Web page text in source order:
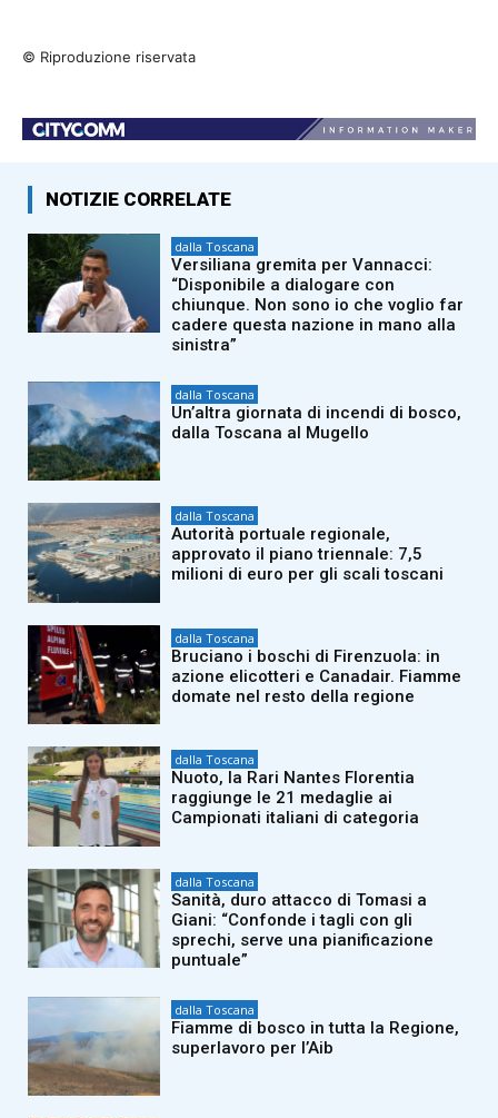
© Riproduzione riservata
NOTIZIE CORRELATE
dalla Toscana
Versiliana gremita per Vannacci:
“Disponibile a dialogare con
chiunque. Non sono io che voglio far
cadere questa nazione in mano alla
sinistra”
dalla Toscana
Un’altra giornata di incendi di bosco,
dalla Toscana al Mugello
dalla Toscana
Autorità portuale regionale,
approvato il piano triennale: 7,5
milioni di euro per gli scali toscani
dalla Toscana
Bruciano i boschi di Firenzuola: in
azione elicotteri e Canadair. Fiamme
domate nel resto della regione
dalla Toscana
Nuoto, la Rari Nantes Florentia
raggiunge le 21 medaglie ai
Campionati italiani di categoria
dalla Toscana
Sanità, duro attacco di Tomasi a
Giani: “Confonde i tagli con gli
sprechi, serve una pianificazione
puntuale”
dalla Toscana
Fiamme di bosco in tutta la Regione,
superlavoro per l’Aib